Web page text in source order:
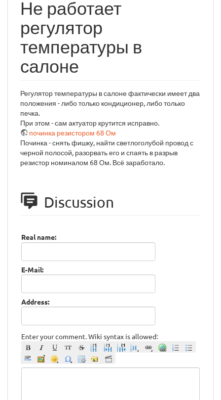
Не работает
регулятор
температуры в
салоне
Регулятор температуры в салоне фактически имеет два
положения - либо только кондиционер, либо только
печка.
При этом - сам актуатор крутится исправно.
починка резистором 68 Ом
Починка - снять фишку, найти светлоголубой провод с
черной полосой, разорвать его и спаять в разрыв
резистор номиналом 68 Ом. Всё заработало.
Discussion
Real name:
E-Mail:
Address:
Enter your comment. Wiki syntax is allowed: